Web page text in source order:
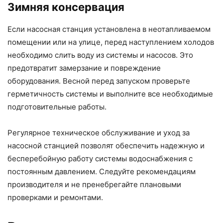
Зимняя консервация
Если насосная станция установлена в неотапливаемом
помещении или на улице, перед наступлением холодов
необходимо слить воду из системы и насосов. Это
предотвратит замерзание и повреждение
оборудования. Весной перед запуском проверьте
герметичность системы и выполните все необходимые
подготовительные работы.
Регулярное техническое обслуживание и уход за
насосной станцией позволят обеспечить надежную и
бесперебойную работу системы водоснабжения с
постоянным давлением. Следуйте рекомендациям
производителя и не пренебрегайте плановыми
проверками и ремонтами.